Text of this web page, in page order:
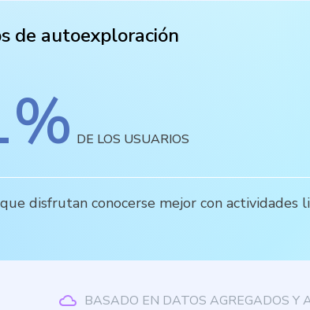
de autoexploración
% DE LOS USUARIOS
disfrutan conocerse mejor con
BASADO EN DATOS AGREGADOS Y